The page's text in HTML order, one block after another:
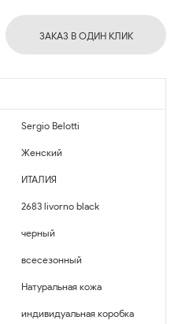
ЗАКАЗ В ОДИН КЛИК
Sergio Belotti
Женский
ИТАЛИЯ
2683 livorno black
черный
всесезонный
Натуральная кожа
индивидуальная коробка